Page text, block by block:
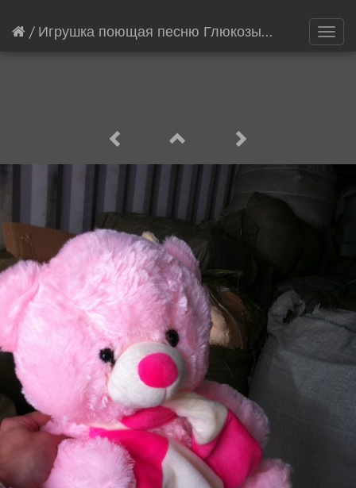
/ Игрушка поющая песню Глюкозы[18384/